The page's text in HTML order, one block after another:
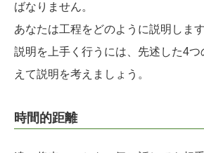
ばなりません。
あなたは工程をどのように説明しま
説明を上手く行うには、先述した4つ
えて説明を考えましょう。
時間的距離